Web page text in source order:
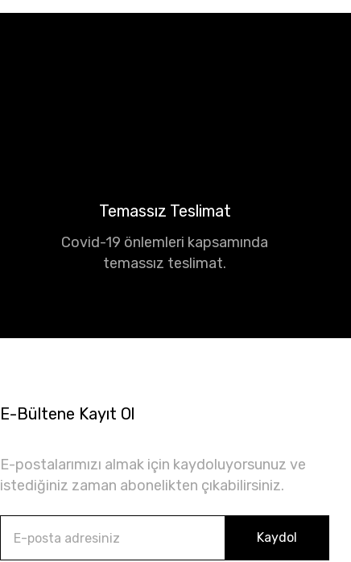
Temassız Teslimat
Covid-19 önlemleri kapsamında
temassız teslimat.
E-Bültene Kayıt Ol
E-postalarımızı almak için kaydoluyorsunuz ve
istediğiniz zaman abonelikten çıkabilirsiniz.
Kaydol